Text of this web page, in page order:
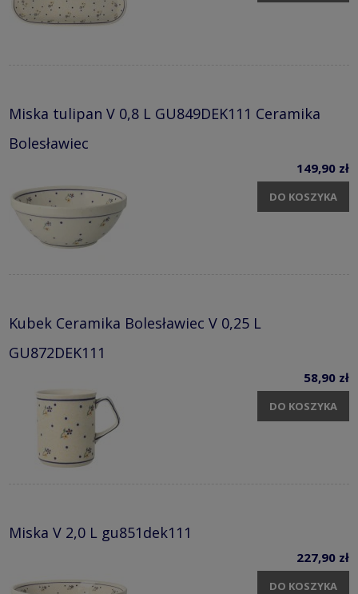
Miska tulipan V 0,8 L GU849DEK111 Ceramika
Bolesławiec
149,90 zł
DO KOSZYKA
Kubek Ceramika Bolesławiec V 0,25 L
GU872DEK111
58,90 zł
DO KOSZYKA
Miska V 2,0 L gu851dek111
227,90 zł
DO KOSZYKA